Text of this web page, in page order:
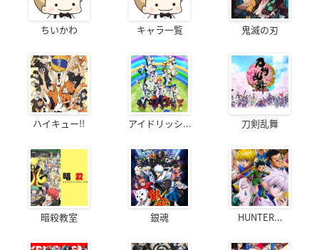
ちいかわ キャラ一覧 鬼滅の刃
ハイキュー!! アイドリッシ... 刀剣乱舞
暗殺教室 銀魂 HUNTER...